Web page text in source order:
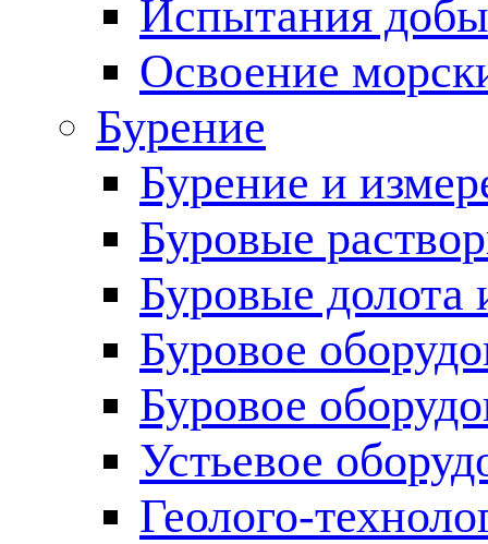
Испытания
Освоение
Бурение
Бурение и
Буровые
Буровые долота
Буровое
Буровое
Устьевое
Геолого-